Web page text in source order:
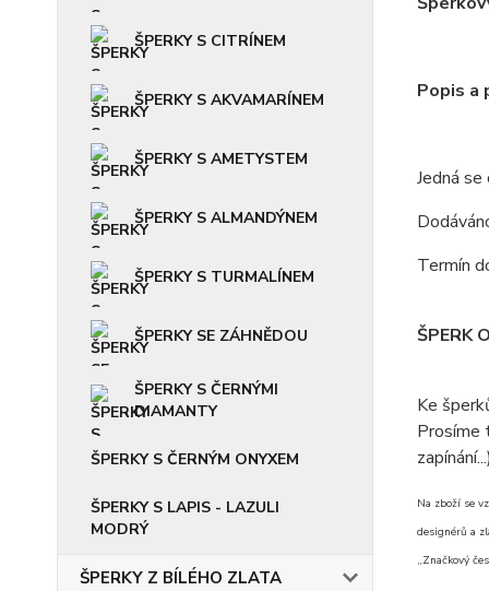
ŠPERKY S CITRÍNEM
ŠPERKY S AKVAMARÍNEM
ŠPERKY S AMETYSTEM
ŠPERKY S ALMANDÝNEM
ŠPERKY S TURMALÍNEM
ŠPERKY SE ZÁHNĚDOU
ŠPERKY S ČERNÝMI
DIAMANTY
ŠPERKY S ČERNÝM ONYXEM
ŠPERKY S LAPIS - LAZULI
MODRÝ
ŠPERKY Z BÍLÉHO ZLATA
Popis a
Jedná
Termín
ŠPERK
Ke
Prosíme
Na zboží se
designérů a
„Značkový